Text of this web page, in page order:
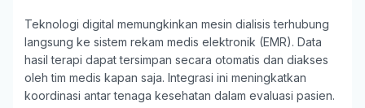
Teknologi digital memungkinkan mesin dialisis terhubung
langsung ke sistem rekam medis elektronik (EMR). Data
hasil terapi dapat tersimpan secara otomatis dan diakses
oleh tim medis kapan saja. Integrasi ini meningkatkan
koordinasi antar tenaga kesehatan dalam evaluasi pasien.